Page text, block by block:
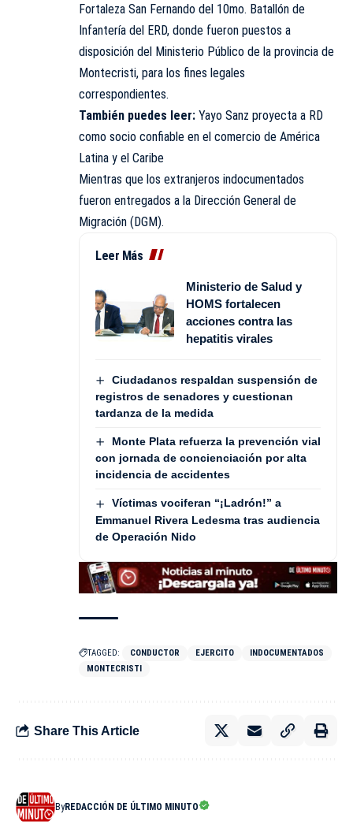
Fortaleza San Fernando del 10mo. Batallón de
Infantería del ERD, donde fueron puestos a
disposición del Ministerio Público de la provincia de
Montecristi, para los fines legales
correspondientes.
También puedes leer: Yayo Sanz proyecta a RD
como socio confiable en el comercio de América
Latina y el Caribe
Mientras que los extranjeros indocumentados
fueron entregados a la Dirección General de
Migración (DGM).
Leer Más
Ministerio de Salud y
HOMS fortalecen
acciones contra las
hepatitis virales
Ciudadanos respaldan suspensión de
registros de senadores y cuestionan
tardanza de la medida
Monte Plata refuerza la prevención vial
con jornada de concienciación por alta
incidencia de accidentes
Víctimas vociferan “¡Ladrón!” a
Emmanuel Rivera Ledesma tras audiencia
de Operación Nido
TAGGED: CONDUCTOR EJERCITO
INDOCUMENTADOS
MONTECRISTI
Share This Article
ByREDACCIÓN DE ÚLTIMO MINUTO